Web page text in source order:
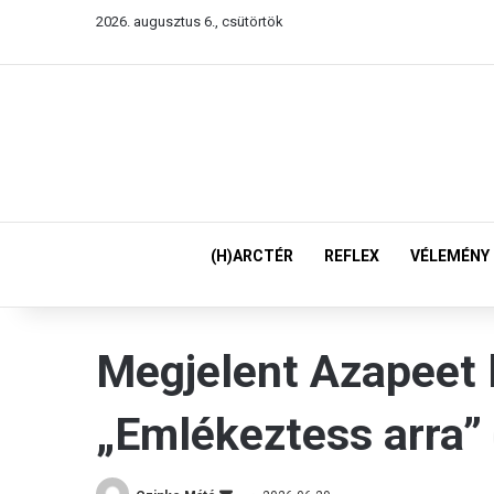
2026. augusztus 6., csütörtök
(H)ARCTÉR REFLEX VÉLEMÉNY
Megjelent Azapeet
„Emlékeztess